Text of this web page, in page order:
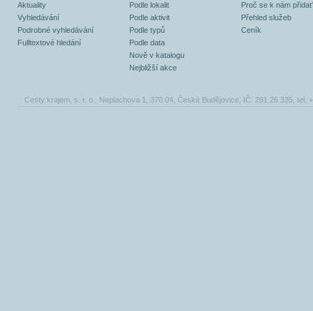
Aktuality
Vyhledávání
Podrobné vyhledávání
Fulltextové hledání
Podle lokalit
Podle aktivit
Podle typů
Podle data
Nově v katalogu
Nejbližší akce
Proč se k nám
Přehled služeb
Ceník
Cesty krajem, s. r. o., Neplachova 1, 370 04, České Budějovice, IČ: 281 26 335, tel.